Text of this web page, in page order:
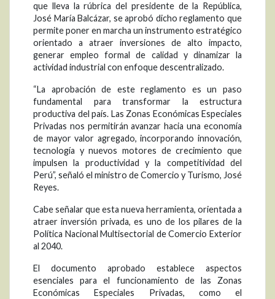
que lleva la rúbrica del presidente de la República,
José María Balcázar, se aprobó dicho reglamento que
permite poner en marcha un instrumento estratégico
orientado a atraer inversiones de alto impacto,
generar empleo formal de calidad y dinamizar la
actividad industrial con enfoque descentralizado.
“La aprobación de este reglamento es un paso
fundamental para transformar la estructura
productiva del país. Las Zonas Económicas Especiales
Privadas nos permitirán avanzar hacia una economía
de mayor valor agregado, incorporando innovación,
tecnología y nuevos motores de crecimiento que
impulsen la productividad y la competitividad del
Perú”, señaló el ministro de Comercio y Turismo, José
Reyes.
Cabe señalar que esta nueva herramienta, orientada a
atraer inversión privada, es uno de los pilares de la
Política Nacional Multisectorial de Comercio Exterior
al 2040.
El documento aprobado establece aspectos
esenciales para el funcionamiento de las Zonas
Económicas Especiales Privadas, como el